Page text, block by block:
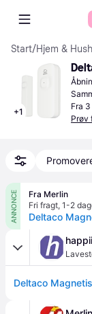
Start/Hjem &
+1
Fra
Prøv
ANNONCE
Fra Merlin
Fri fragt, 1-2